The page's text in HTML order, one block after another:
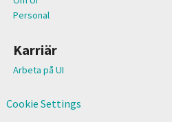
Personal
Karriär
Arbeta på UI
Cookie Settings